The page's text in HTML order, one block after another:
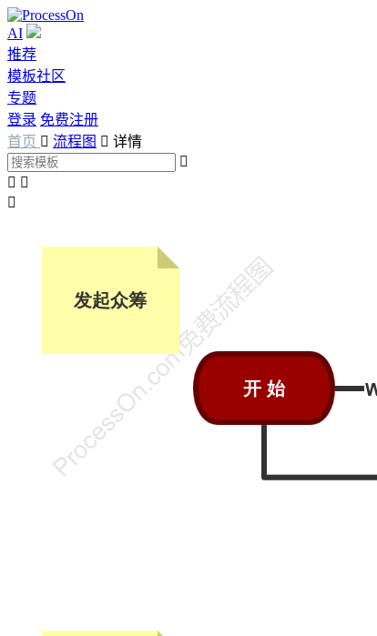
AI
推荐
模板社区
专题
登录 免费注册
首页  流程图  详情

 
